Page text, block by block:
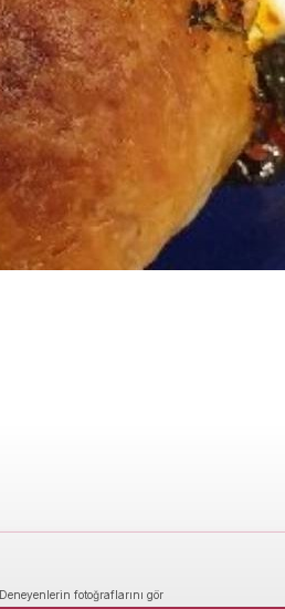
Deneyenlerin fotoğraflarını gör